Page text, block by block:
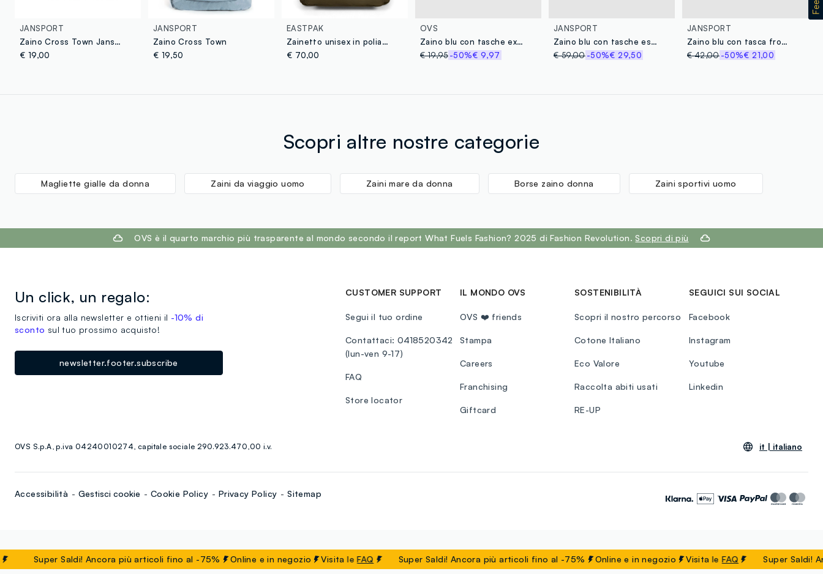
JANSPORT
Zaino Cross Town Jansport
€ 19,00
JANSPORT
Zaino Cross Town
€ 19,50
EASTPAK
Zainetto unisex in poliammide verde militare EASTPAK
€ 70,00
OVS
Zaino blu con tasche extra
€ 19,95-50%€ 9,97
JANSPORT
Zaino blu con tasche esterne
€ 59,00-50%€ 29,50
JANSPORT
Zaino blu con tasca frontale
€ 42,00-50%€ 21,00
Super Saldi! Ancora più articoli fino al -75% Online e in negozio Visita leFAQ Super Saldi! Ancora più articoli fino al -75% Online e in negozio Visita leFAQ Super Saldi!
Scopri altre nostre categorie
Magliette gialle da donna Zaini da viaggio uomo Zaini mare da donna Borse zaino donna Zaini sportivi uomo
OVS è il quarto marchio più trasparente al mondo secondo il report What Fuels Fashion? 2025 di Fashion Revolution. Scopri di più
Un click, un regalo:
Iscriviti ora alla newsletter e ottieni il -10% di
sconto sul tuo prossimo acquisto!
newsletter.footer.subscribe
CUSTOMER SUPPORT
Segui il tuo ordine
Contattaci: 0418520342
(lun-ven 9-17)
FAQ
Store locator
IL MONDO OVS
OVS ❤️ friends
Stampa
Careers
Franchising
Giftcard
SOSTENIBILITÀ
Scopri il nostro percorso
Cotone Italiano
Eco Valore
Raccolta abiti usati
RE-UP
SEGUICI SUI SOCIAL
Facebook
Instagram
Youtube
Linkedin
OVS S.p.A, p.iva 04240010274, capitale sociale 290.923.470,00 i.v. it | italiano
Accessibilità Gestisci cookie Cookie Policy Privacy Policy Sitemap